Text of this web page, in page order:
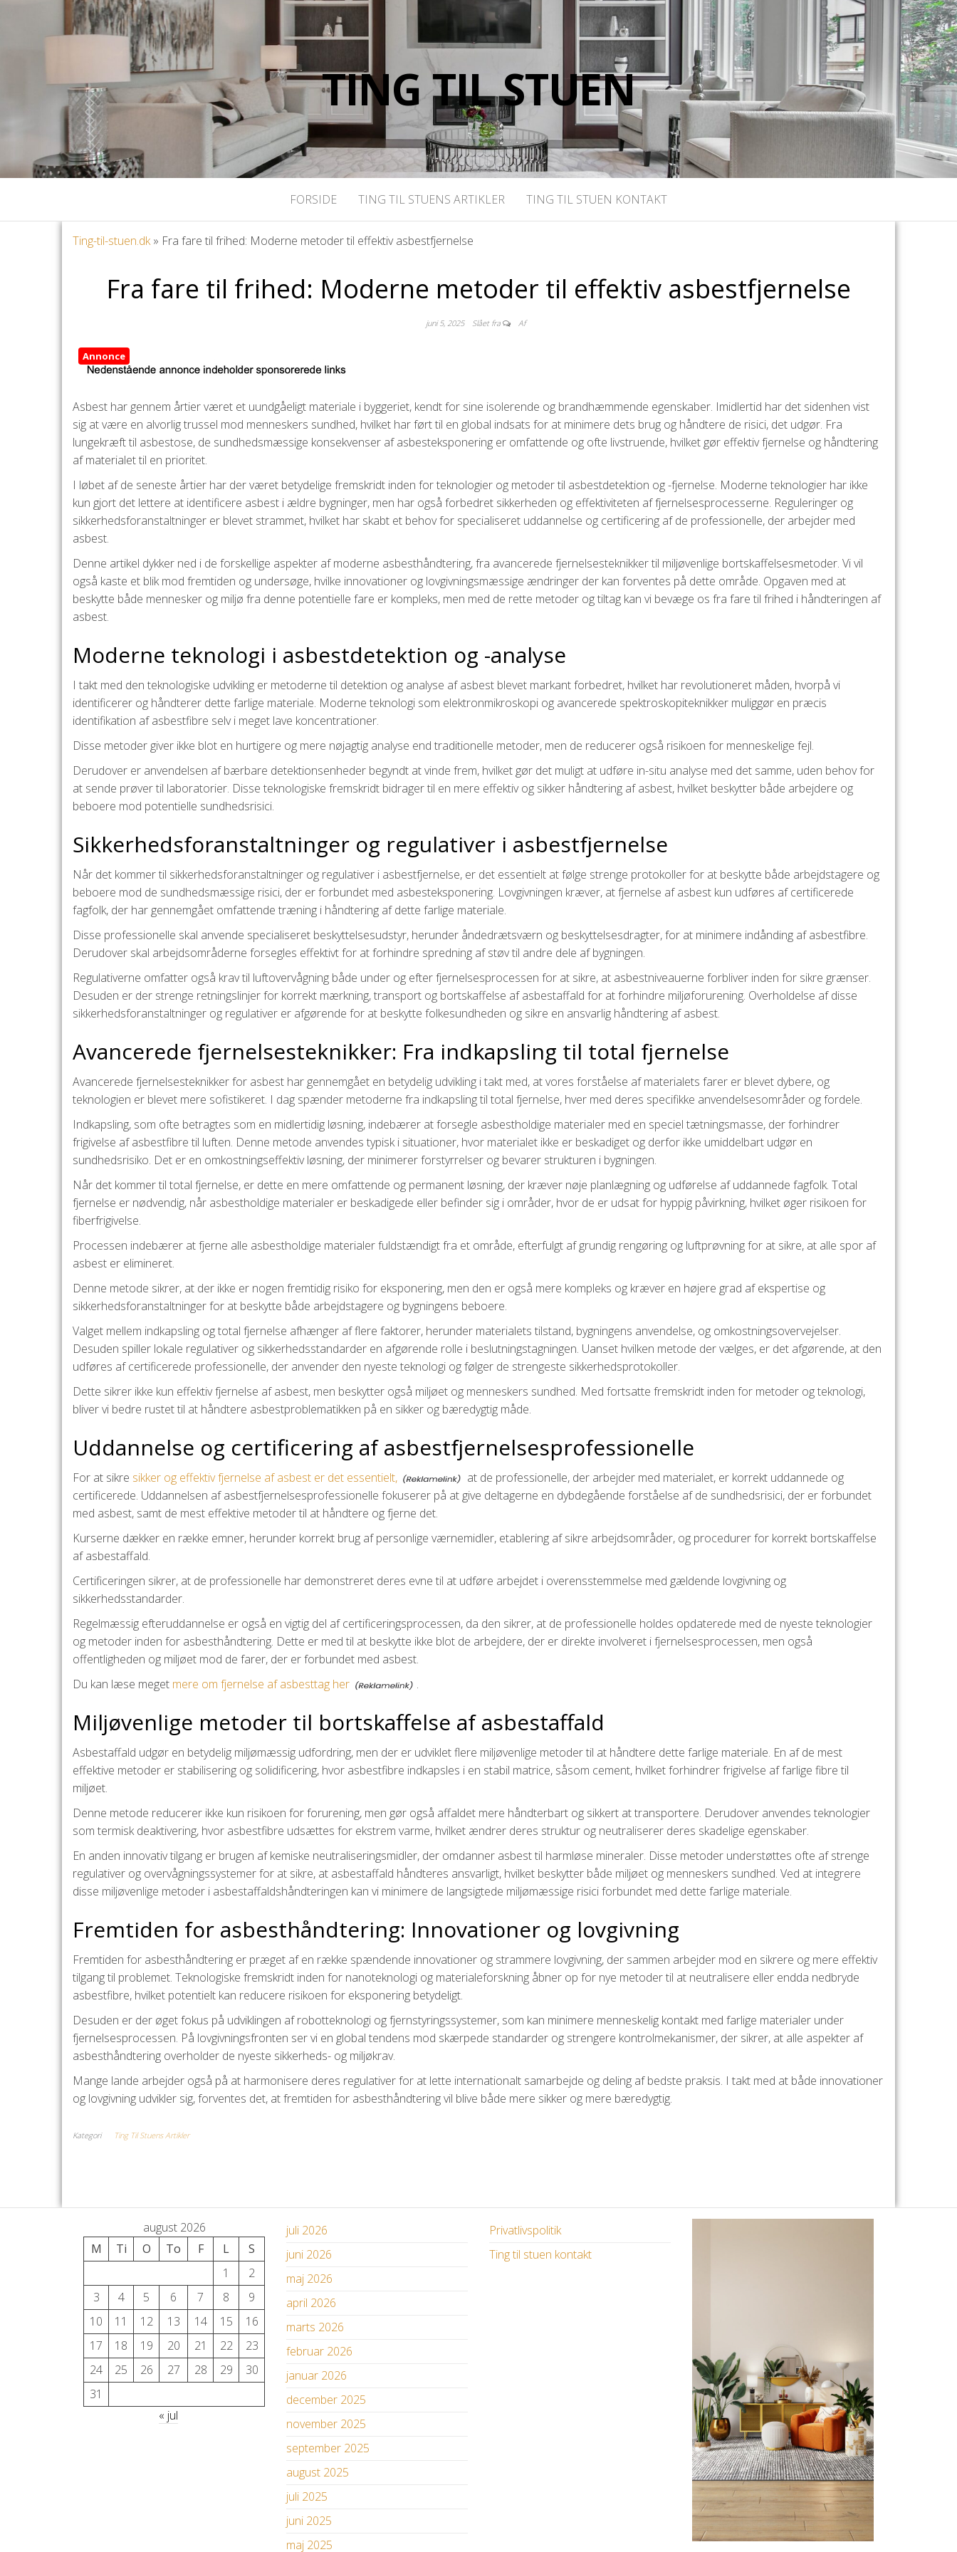
TING TIL STUEN
FORSIDE TING TIL STUENS ARTIKLER TING TIL STUEN KONTAKT
Ting-til-stuen.dk» Fra fare til frihed: Moderne metoder til effektiv asbestfjernelse
Fra fare til frihed: Moderne metoder til effektiv asbestfjernelse
juni 5, 2025 Slået fra Af
Annonce
Asbest har gennem årtier været et uundgåeligt materiale i byggeriet, kendt for sine isolerende og brandhæmmende egenskaber. Imidlertid har det sidenhen vist
sig at være en alvorlig trussel mod menneskers sundhed, hvilket har ført til en global indsats for at minimere dets brug og håndtere de risici, det udgør. Fra
lungekræft til asbestose, de sundhedsmæssige konsekvenser af asbesteksponering er omfattende og ofte livstruende, hvilket gør effektiv fjernelse og håndtering
af materialet til en prioritet.
I løbet af de seneste årtier har der været betydelige fremskridt inden for teknologier og metoder til asbestdetektion og -fjernelse. Moderne teknologier har ikke
kun gjort det lettere at identificere asbest i ældre bygninger, men har også forbedret sikkerheden og effektiviteten af fjernelsesprocesserne. Reguleringer og
sikkerhedsforanstaltninger er blevet strammet, hvilket har skabt et behov for specialiseret uddannelse og certificering af de professionelle, der arbejder med
asbest.
Denne artikel dykker ned i de forskellige aspekter af moderne asbesthåndtering, fra avancerede fjernelsesteknikker til miljøvenlige bortskaffelsesmetoder. Vi vil
også kaste et blik mod fremtiden og undersøge, hvilke innovationer og lovgivningsmæssige ændringer der kan forventes på dette område. Opgaven med at
beskytte både mennesker og miljø fra denne potentielle fare er kompleks, men med de rette metoder og tiltag kan vi bevæge os fra fare til frihed i håndteringen af
asbest.
Moderne teknologi i asbestdetektion og -analyse
I takt med den teknologiske udvikling er metoderne til detektion og analyse af asbest blevet markant forbedret, hvilket har revolutioneret måden, hvorpå vi
identificerer og håndterer dette farlige materiale. Moderne teknologi som elektronmikroskopi og avancerede spektroskopiteknikker muliggør en præcis
identifikation af asbestfibre selv i meget lave koncentrationer.
Disse metoder giver ikke blot en hurtigere og mere nøjagtig analyse end traditionelle metoder, men de reducerer også risikoen for menneskelige fejl.
Derudover er anvendelsen af bærbare detektionsenheder begyndt at vinde frem, hvilket gør det muligt at udføre in-situ analyse med det samme, uden behov for
at sende prøver til laboratorier. Disse teknologiske fremskridt bidrager til en mere effektiv og sikker håndtering af asbest, hvilket beskytter både arbejdere og
beboere mod potentielle sundhedsrisici.
Sikkerhedsforanstaltninger og regulativer i asbestfjernelse
Når det kommer til sikkerhedsforanstaltninger og regulativer i asbestfjernelse, er det essentielt at følge strenge protokoller for at beskytte både arbejdstagere og
beboere mod de sundhedsmæssige risici, der er forbundet med asbesteksponering. Lovgivningen kræver, at fjernelse af asbest kun udføres af certificerede
fagfolk, der har gennemgået omfattende træning i håndtering af dette farlige materiale.
Disse professionelle skal anvende specialiseret beskyttelsesudstyr, herunder åndedrætsværn og beskyttelsesdragter, for at minimere indånding af asbestfibre.
Derudover skal arbejdsområderne forsegles effektivt for at forhindre spredning af støv til andre dele af bygningen.
Regulativerne omfatter også krav til luftovervågning både under og efter fjernelsesprocessen for at sikre, at asbestniveauerne forbliver inden for sikre grænser.
Desuden er der strenge retningslinjer for korrekt mærkning, transport og bortskaffelse af asbestaffald for at forhindre miljøforurening. Overholdelse af disse
sikkerhedsforanstaltninger og regulativer er afgørende for at beskytte folkesundheden og sikre en ansvarlig håndtering af asbest.
Avancerede fjernelsesteknikker: Fra indkapsling til total fjernelse
Avancerede fjernelsesteknikker for asbest har gennemgået en betydelig udvikling i takt med, at vores forståelse af materialets farer er blevet dybere, og
teknologien er blevet mere sofistikeret. I dag spænder metoderne fra indkapsling til total fjernelse, hver med deres specifikke anvendelsesområder og fordele.
Indkapsling, som ofte betragtes som en midlertidig løsning, indebærer at forsegle asbestholdige materialer med en speciel tætningsmasse, der forhindrer
frigivelse af asbestfibre til luften. Denne metode anvendes typisk i situationer, hvor materialet ikke er beskadiget og derfor ikke umiddelbart udgør en
sundhedsrisiko. Det er en omkostningseffektiv løsning, der minimerer forstyrrelser og bevarer strukturen i bygningen.
Når det kommer til total fjernelse, er dette en mere omfattende og permanent løsning, der kræver nøje planlægning og udførelse af uddannede fagfolk. Total
fjernelse er nødvendig, når asbestholdige materialer er beskadigede eller befinder sig i områder, hvor de er udsat for hyppig påvirkning, hvilket øger risikoen for
fiberfrigivelse.
Processen indebærer at fjerne alle asbestholdige materialer fuldstændigt fra et område, efterfulgt af grundig rengøring og luftprøvning for at sikre, at alle spor af
asbest er elimineret.
Denne metode sikrer, at der ikke er nogen fremtidig risiko for eksponering, men den er også mere kompleks og kræver en højere grad af ekspertise og
sikkerhedsforanstaltninger for at beskytte både arbejdstagere og bygningens beboere.
Valget mellem indkapsling og total fjernelse afhænger af flere faktorer, herunder materialets tilstand, bygningens anvendelse, og omkostningsovervejelser.
Desuden spiller lokale regulativer og sikkerhedsstandarder en afgørende rolle i beslutningstagningen. Uanset hvilken metode der vælges, er det afgørende, at den
udføres af certificerede professionelle, der anvender den nyeste teknologi og følger de strengeste sikkerhedsprotokoller.
Dette sikrer ikke kun effektiv fjernelse af asbest, men beskytter også miljøet og menneskers sundhed. Med fortsatte fremskridt inden for metoder og teknologi,
bliver vi bedre rustet til at håndtere asbestproblematikken på en sikker og bæredygtig måde.
Uddannelse og certificering af asbestfjernelsesprofessionelle
For at sikre sikker og effektiv fjernelse af asbest er det essentielt,
at de professionelle, der arbejder med materialet, er korrekt uddannede og
certificerede. Uddannelsen af asbestfjernelsesprofessionelle fokuserer på at give deltagerne en dybdegående forståelse af de sundhedsrisici, der er forbundet
med asbest, samt de mest effektive metoder til at håndtere og fjerne det.
Kurserne dækker en række emner, herunder korrekt brug af personlige værnemidler, etablering af sikre arbejdsområder, og procedurer for korrekt bortskaffelse
af asbestaffald.
Certificeringen sikrer, at de professionelle har demonstreret deres evne til at udføre arbejdet i overensstemmelse med gældende lovgivning og
sikkerhedsstandarder.
Regelmæssig efteruddannelse er også en vigtig del af certificeringsprocessen, da den sikrer, at de professionelle holdes opdaterede med de nyeste teknologier
og metoder inden for asbesthåndtering. Dette er med til at beskytte ikke blot de arbejdere, der er direkte involveret i fjernelsesprocessen, men også
offentligheden og miljøet mod de farer, der er forbundet med asbest.
Du kan læse meget mere om fjernelse af asbesttag her .
Miljøvenlige metoder til bortskaffelse af asbestaffald
Asbestaffald udgør en betydelig miljømæssig udfordring, men der er udviklet flere miljøvenlige metoder til at håndtere dette farlige materiale. En af de mest
effektive metoder er stabilisering og solidificering, hvor asbestfibre indkapsles i en stabil matrice, såsom cement, hvilket forhindrer frigivelse af farlige fibre til
miljøet.
Denne metode reducerer ikke kun risikoen for forurening, men gør også affaldet mere håndterbart og sikkert at transportere. Derudover anvendes teknologier
som termisk deaktivering, hvor asbestfibre udsættes for ekstrem varme, hvilket ændrer deres struktur og neutraliserer deres skadelige egenskaber.
En anden innovativ tilgang er brugen af kemiske neutraliseringsmidler, der omdanner asbest til harmløse mineraler. Disse metoder understøttes ofte af strenge
regulativer og overvågningssystemer for at sikre, at asbestaffald håndteres ansvarligt, hvilket beskytter både miljøet og menneskers sundhed. Ved at integrere
disse miljøvenlige metoder i asbestaffaldshåndteringen kan vi minimere de langsigtede miljømæssige risici forbundet med dette farlige materiale.
Fremtiden for asbesthåndtering: Innovationer og lovgivning
Fremtiden for asbesthåndtering er præget af en række spændende innovationer og strammere lovgivning, der sammen arbejder mod en sikrere og mere effektiv
tilgang til problemet. Teknologiske fremskridt inden for nanoteknologi og materialeforskning åbner op for nye metoder til at neutralisere eller endda nedbryde
asbestfibre, hvilket potentielt kan reducere risikoen for eksponering betydeligt.
Desuden er der øget fokus på udviklingen af robotteknologi og fjernstyringssystemer, som kan minimere menneskelig kontakt med farlige materialer under
fjernelsesprocessen. På lovgivningsfronten ser vi en global tendens mod skærpede standarder og strengere kontrolmekanismer, der sikrer, at alle aspekter af
asbesthåndtering overholder de nyeste sikkerheds- og miljøkrav.
Mange lande arbejder også på at harmonisere deres regulativer for at lette internationalt samarbejde og deling af bedste praksis. I takt med at både innovationer
og lovgivning udvikler sig, forventes det, at fremtiden for asbesthåndtering vil blive både mere sikker og mere bæredygtig.
Kategori Ting Til Stuens Artikler
august 2026
M
Ti O To F L
S
1
2
3
4 5 6 7 8
9
10
11 12 13 14 15
16
17
18 19 20 21 22
23
24
25 26 27 28 29
30
31
« jul
juli 2026
juni 2026
maj 2026
april 2026
marts 2026
februar 2026
januar 2026
december 2025
november 2025
september 2025
august 2025
juli 2025
juni 2025
maj 2025
Privatlivspolitik
Ting til stuen kontakt